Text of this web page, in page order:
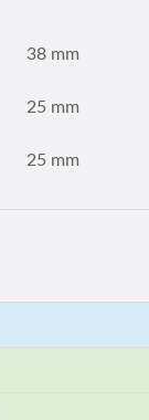
38 mm
25 mm
25 mm